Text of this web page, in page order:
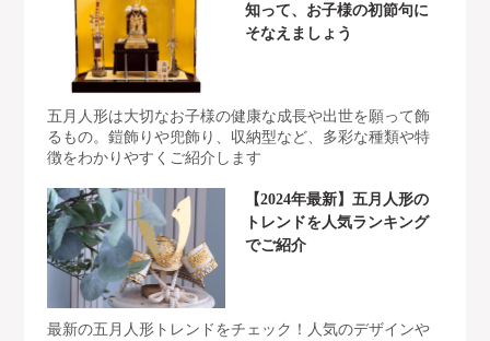
知って、お子様の初節句に
そなえましょう
五月人形は大切なお子様の健康な成長や出世を願って飾
るもの。鎧飾りや兜飾り、収納型など、多彩な種類や特
徴をわかりやすくご紹介します
【2024年最新】五月人形の
トレンドを人気ランキング
でご紹介
最新の五月人形トレンドをチェック！人気のデザインや